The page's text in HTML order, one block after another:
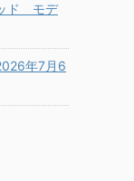
ド モデ
年7月6